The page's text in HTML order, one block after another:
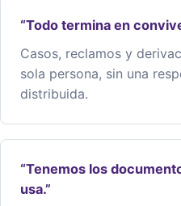
“Todo termina en
Casos, reclamos y
sola persona, sin una
distribuida.
“Tenemos los
usa.”